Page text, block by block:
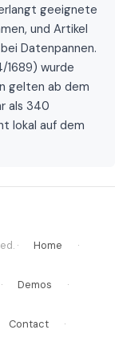
geeignete
und Artikel
Datenpannen.
1689) wurde
gelten ab dem
als 340
lokal auf dem
· Home ·
· Demos ·
Contact ·